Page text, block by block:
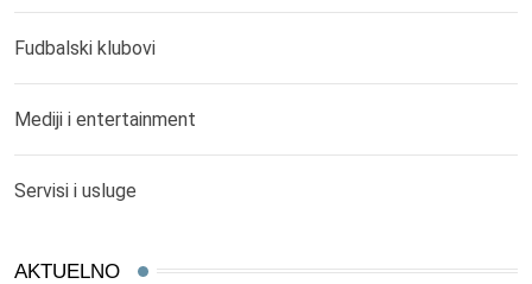
Fudbalski klubovi
Mediji i entertainment
Servisi i usluge
AKTUELNO